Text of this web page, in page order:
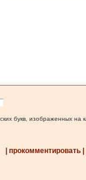
букв, изображенных на
| прокомментировать |